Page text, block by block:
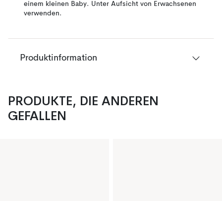
einem kleinen Baby. Unter Aufsicht von Erwachsenen
verwenden.
Produktinformation
PRODUKTE, DIE ANDEREN
GEFALLEN